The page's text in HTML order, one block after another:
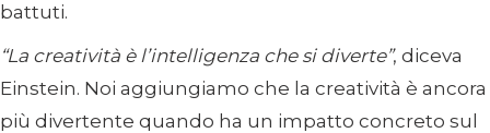
battuti.
“La creatività è l’intelligenza che si diverte”, diceva
Einstein. Noi aggiungiamo che la creatività è ancora
più divertente quando ha un impatto concreto sul